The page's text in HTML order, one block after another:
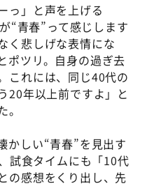
っ」と声を上げる
“青春”って感じします
く悲しげな表情にな
ポツリ。自身の過ぎ去
これには、同じ40代の
20年以上前ですよ」と
かしい“青春”を見出す
試食タイムにも「10代
の感想をくり出し、先